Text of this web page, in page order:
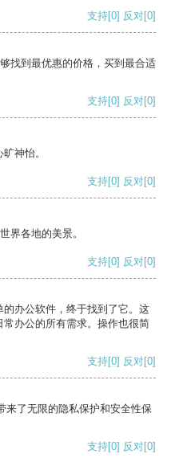
支持[0] 反对[0]
找到最优惠的价格，买到最合适
支持[0] 反对[0]
神怡。
支持[0] 反对[0]
界各地的美景。
支持[0] 反对[0]
办公软件，终于找到了它。这
办公的所有需求。操作也很简
支持[0] 反对[0]
来了无限的隐私保护和安全性保
支持[0] 反对[0]